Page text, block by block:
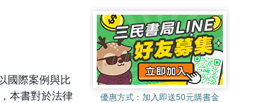
國際案例與比
本書對於法律
優惠方式： 加入即送50元購書金